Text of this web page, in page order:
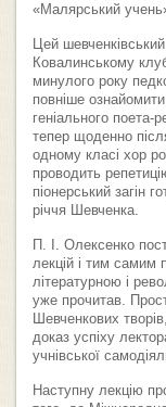
«Малярський
Цей
Ковалинському
минулого року
повніше
геніального поета-
тепер щоденно
одному класі хор
проводить
піонерський загін
річчя Шевченка.
П. І. Олексенко
лекцій і тим самим
літературною і
уже прочитав.
Шевченкових
доказ успіху
учнівської
Наступну лекцію